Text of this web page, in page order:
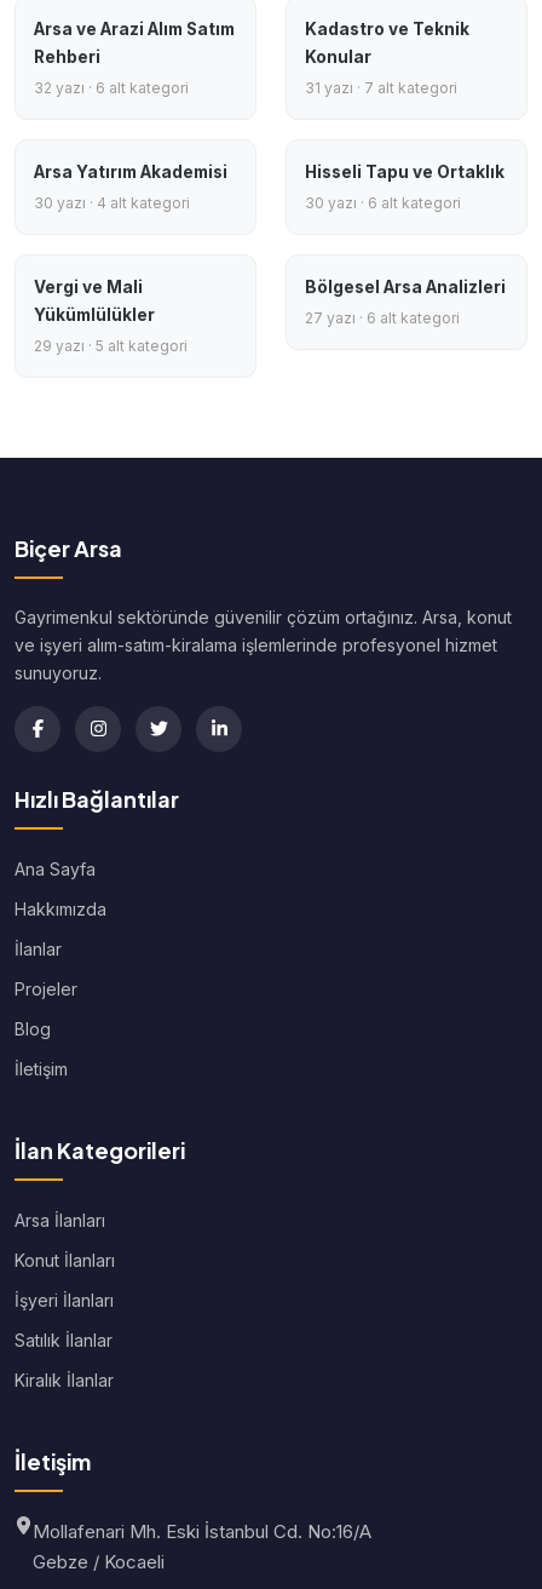
Arsa ve Arazi Alım Satım
Rehberi
32 yazı · 6 alt kategori
Kadastro ve Teknik
Konular
31 yazı · 7 alt kategori
Arsa Yatırım Akademisi
30 yazı · 4 alt kategori
Hisseli Tapu ve Ortaklık
30 yazı · 6 alt kategori
Vergi ve Mali
Yükümlülükler
29 yazı · 5 alt kategori
Bölgesel Arsa Analizleri
27 yazı · 6 alt kategori
Biçer Arsa
Gayrimenkul sektöründe güvenilir çözüm ortağınız. Arsa, konut
ve işyeri alım-satım-kiralama işlemlerinde profesyonel hizmet
sunuyoruz.
Hızlı Bağlantılar
Ana Sayfa
Hakkımızda
İlanlar
Projeler
Blog
İletişim
İlan Kategorileri
Arsa İlanları
Konut İlanları
İşyeri İlanları
Satılık İlanlar
Kiralık İlanlar
İletişim
Mollafenari Mh. Eski İstanbul Cd. No:16/A
Gebze / Kocaeli